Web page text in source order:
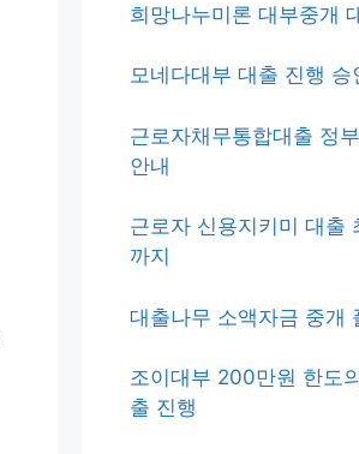
희망나누미론 대부중개
모네다대부 대출 진행 승
근로자채무통합대출 정
안내
근로자 신용지키미 대출
까지
대출나무 소액자금 중개
조이대부 200만원 한도
출 진행